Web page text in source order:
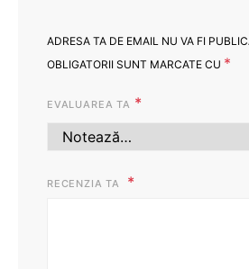
ADRESA TA DE EMAIL NU VA FI
OBLIGATORII SUNT MARCATE CU *
EVALUAREA TA *
RECENZIA TA